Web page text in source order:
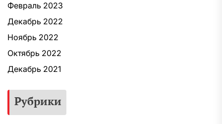
Февраль 2023
Декабрь 2022
Ноябрь 2022
Октябрь 2022
Декабрь 2021
Рубрики